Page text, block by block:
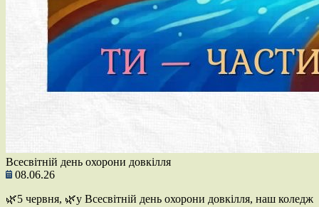
Всесвітній день охорони довкілля
08.06.26
🌿5 червня, 🌿у Всесвітній день охорони довкілля, наш коледж